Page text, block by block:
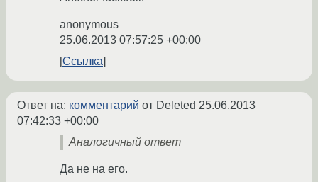
anonymous
25.06.2013 07:57:25 +00:00
Ссылка
Ответ на: комментарий от Deleted 25.06.2013
07:42:33 +00:00
Аналогичный ответ
Да не на его.